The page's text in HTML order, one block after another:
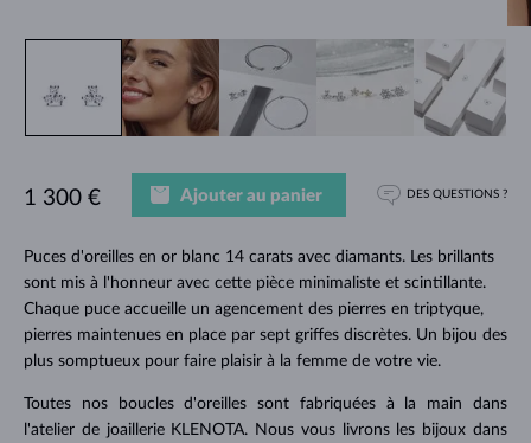
Puces d'oreilles en or blanc 14 carats avec diamants. Les brillants
sont mis à l'honneur avec cette pièce minimaliste et scintillante.
Chaque puce accueille un agencement des pierres en triptyque,
pierres maintenues en place par sept griffes discrètes. Un bijou des
plus somptueux pour faire plaisir à la femme de votre vie.
Toutes nos boucles d'oreilles sont fabriquées à la main dans
l'atelier de joaillerie KLENOTA. Nous vous livrons les bijoux dans
1 300 € Ajouter au panier DES QUESTIONS ?